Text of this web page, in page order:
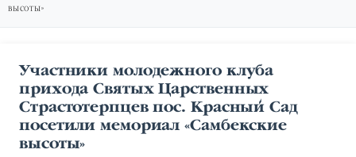
высоты»
Участники молодежного клуба
прихода Святых Царственных
Страстотерпцев пос. Красный Сад
посетили мемориал «Самбекские
высоты»